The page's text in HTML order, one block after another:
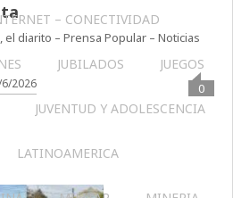
– CONECTIVIDAD
JUBILADOS JUEGOS
JUVENTUD Y ADOLESCENCIA
LATINOAMERICA
diarito – Prensa Popular – Noticias
2026 0